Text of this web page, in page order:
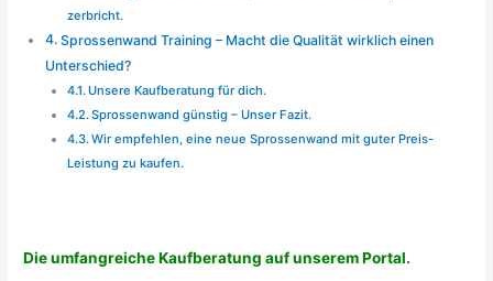
zerbricht.
Sprossenwand Training – Macht die Qualität wirklich einen
Unterschied?
Unsere Kaufberatung für dich.
Sprossenwand günstig – Unser Fazit.
Wir empfehlen, eine neue Sprossenwand mit guter Preis-
Leistung zu kaufen.
Die umfangreiche Kaufberatung auf unserem Portal.